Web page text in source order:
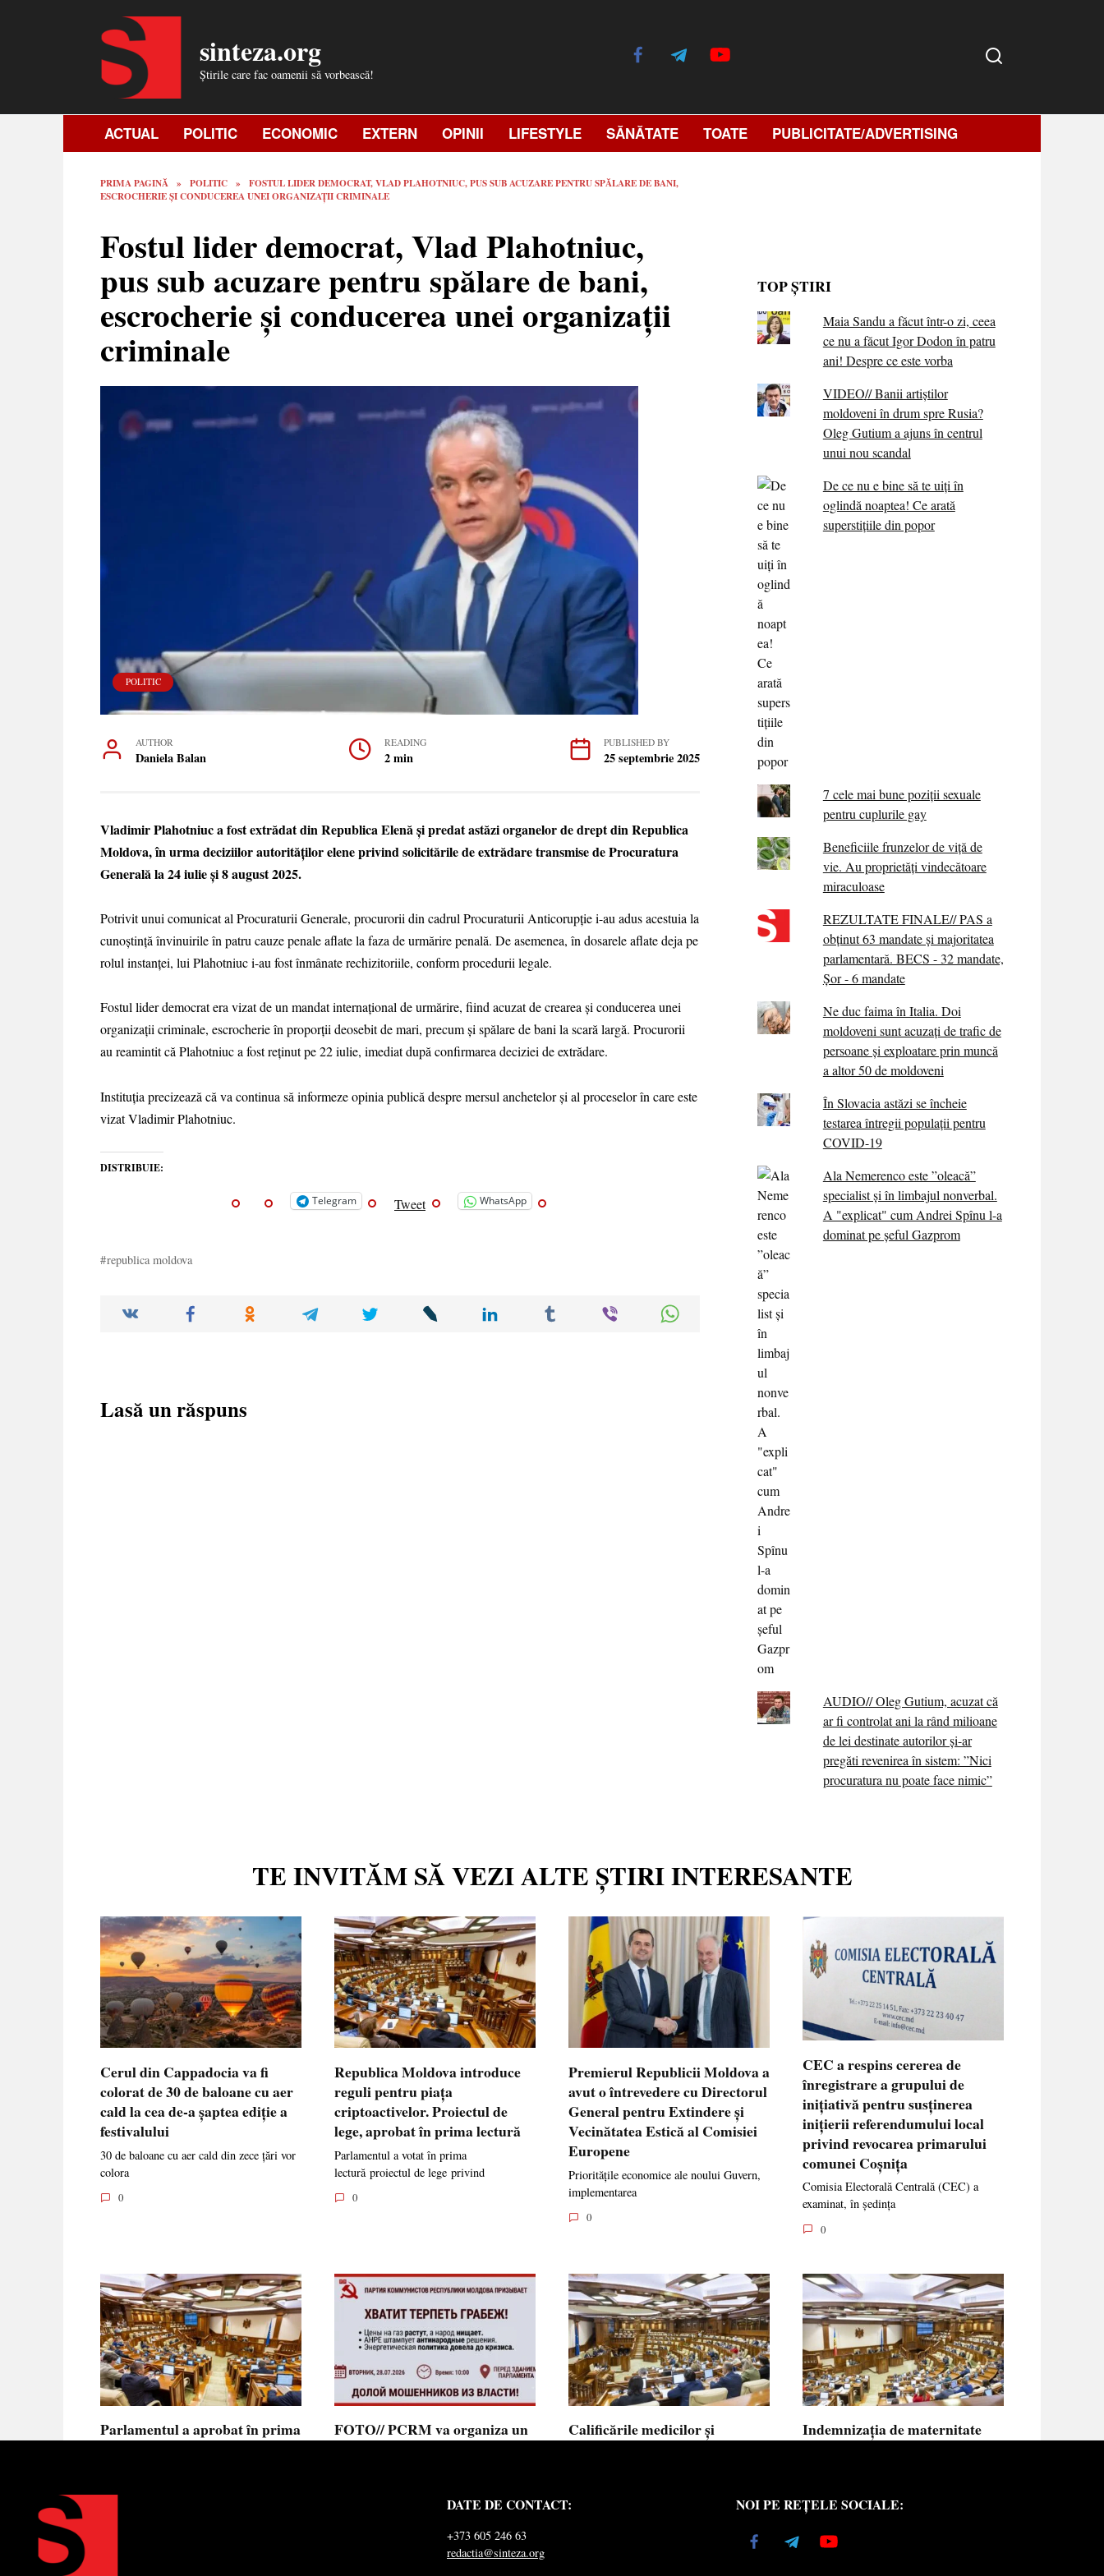
sinteza.org
Știrile care fac oamenii să vorbească!
ACTUAL POLITIC ECONOMIC EXTERN OPINII LIFESTYLE SĂNĂTATE TOATE PUBLICITATE/ADVERTISING
PRIMA PAGINĂ » POLITIC »
FOSTUL LIDER DEMOCRAT, VLAD PLAHOTNIUC, PUS SUB ACUZARE PENTRU SPĂLARE DE BANI,
ESCROCHERIE ȘI CONDUCEREA UNEI ORGANIZAȚII CRIMINALE
Fostul lider democrat, Vlad Plahotniuc,
pus sub acuzare pentru spălare de bani,
escrocherie și conducerea unei organizații
criminale
POLITIC
AUTHOR
Daniela Balan
READING
2 min
PUBLISHED BY
25 septembrie 2025
Vladimir Plahotniuc a fost extrădat din Republica Elenă și predat astăzi organelor de drept din Republica
Moldova, în urma deciziilor autorităților elene privind solicitările de extrădare transmise de Procuratura
Generală la 24 iulie și 8 august 2025.
Potrivit unui comunicat al Procuraturii Generale, procurorii din cadrul Procuraturii Anticorupție i-au adus acestuia la
cunoștință învinuirile în patru cauze penale aflate la faza de urmărire penală. De asemenea, în dosarele aflate deja pe
rolul instanței, lui Plahotniuc i-au fost înmânate rechizitoriile, conform procedurii legale.
Fostul lider democrat era vizat de un mandat internațional de urmărire, fiind acuzat de crearea și conducerea unei
organizații criminale, escrocherie în proporții deosebit de mari, precum și spălare de bani la scară largă. Procurorii
au reamintit că Plahotniuc a fost reținut pe 22 iulie, imediat după confirmarea deciziei de extrădare.
Instituția precizează că va continua să informeze opinia publică despre mersul anchetelor și al proceselor în care este
vizat Vladimir Plahotniuc.
DISTRIBUIE:
Telegram Tweet WhatsApp
republica moldova
Lasă un răspuns
TOP ȘTIRI
Maia Sandu a făcut într-o zi, ceea
ce nu a făcut Igor Dodon în patru
ani! Despre ce este vorba
VIDEO// Banii artiștilor
moldoveni în drum spre Rusia?
Oleg Gutium a ajuns în centrul
unui nou scandal
De ce nu e bine să te uiți în
oglindă noaptea! Ce arată
superstițiile din popor
7 cele mai bune poziții sexuale
pentru cuplurile gay
Beneficiile frunzelor de viță de
vie. Au proprietăţi vindecătoare
miraculoase
REZULTATE FINALE// PAS a
obținut 63 mandate și majoritatea
parlamentară. BECS - 32 mandate,
Șor - 6 mandate
Ne duc faima în Italia. Doi
moldoveni sunt acuzați de trafic de
persoane și exploatare prin muncă
a altor 50 de moldoveni
În Slovacia astăzi se încheie
testarea întregii populații pentru
COVID-19
Ala Nemerenco este ”oleacă”
specialist și în limbajul nonverbal.
A "explicat" cum Andrei Spînu l-a
dominat pe șeful Gazprom
AUDIO// Oleg Gutium, acuzat că
ar fi controlat ani la rând milioane
de lei destinate autorilor și-ar
pregăti revenirea în sistem: ”Nici
procuratura nu poate face nimic”
TE INVITĂM SĂ VEZI ALTE ȘTIRI INTERESANTE
Cerul din Cappadocia va fi
colorat de 30 de baloane cu aer
cald la cea de-a șaptea ediție a
festivalului
30 de baloane cu aer cald din zece țări vor
colora
0
Republica Moldova introduce
reguli pentru piața
criptoactivelor. Proiectul de
lege, aprobat în prima lectură
Parlamentul a votat în prima
lectură proiectul de lege privind
0
Premierul Republicii Moldova a
avut o întrevedere cu Directorul
General pentru Extindere și
Vecinătatea Estică al Comisiei
Europene
Prioritățile economice ale noului Guvern,
implementarea
0
CEC a respins cererea de
înregistrare a grupului de
inițiativă pentru susținerea
inițierii referendumului local
privind revocarea primarului
comunei Coșnița
Comisia Electorală Centrală (CEC) a
examinat, în ședința
0
Parlamentul a aprobat în prima
FOTO// PCRM va organiza un
Partidul Comuniștilor din Republica
Calificările medicilor și
Calificările profesionale obținute de medici
Indemnizația de maternitate
copilului
Indemnizația de maternitate pentru femeile
necăsătorite
DATE DE CONTACT:
+373 605 246 63
redactia@sinteza.org
NOI PE REȚELE SOCIALE: